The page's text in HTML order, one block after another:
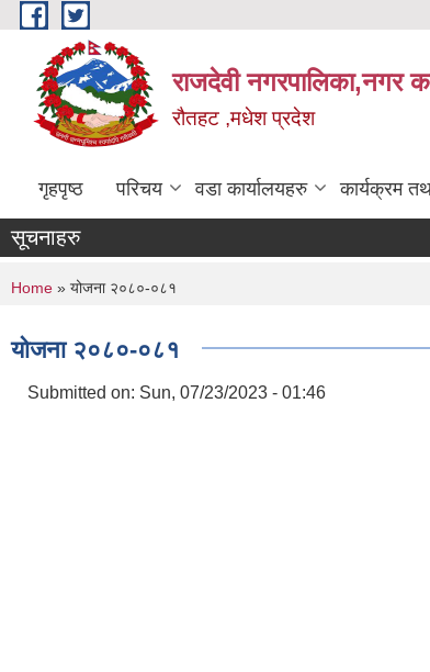
Skip to main content
राजदेवी नगरपालिका,नगर
रौतहट ,मधेश प्रदेश
गृहपृष्ठ परिचय वडा कार्यालयहरु कार्यक्रम
सूचनाहरु
You are here
Home » योजना २०८०-०८१
योजना २०८०-०८१
Submitted on: Sun, 07/23/2023 - 01:46